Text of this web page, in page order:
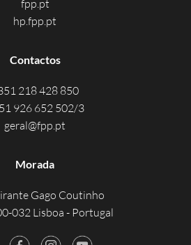
fpp.pt
hp.fpp.pt
Contactos
218 428 850
926 652 502/3
geral@fpp.pt
Morada
Gago Coutinho
032 Lisboa - Portugal